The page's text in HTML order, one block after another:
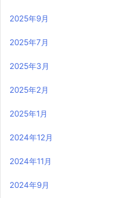
2025年9月
2025年7月
2025年3月
2025年2月
2025年1月
2024年12月
2024年11月
2024年9月